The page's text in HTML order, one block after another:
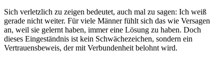
Sich verletzlich zu zeigen bedeutet, auch mal zu sagen: Ich weiß
gerade nicht weiter. Für viele Männer fühlt sich das wie Versagen
an, weil sie gelernt haben, immer eine Lösung zu haben. Doch
dieses Eingeständnis ist kein Schwächezeichen, sondern ein
Vertrauensbeweis, der mit Verbundenheit belohnt wird.